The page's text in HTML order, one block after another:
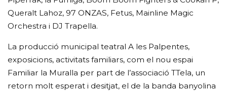
Queralt Lahoz, 97 ONZAS, Fetus, Mainline Magic
Orchestra i DJ Trapella.
La producció municipal teatral A les Palpentes,
exposicions, activitats familiars, com el nou espai
Familiar la Muralla per part de l’associació TTela, un
retorn molt esperat i desitjat, el de la banda banyolina